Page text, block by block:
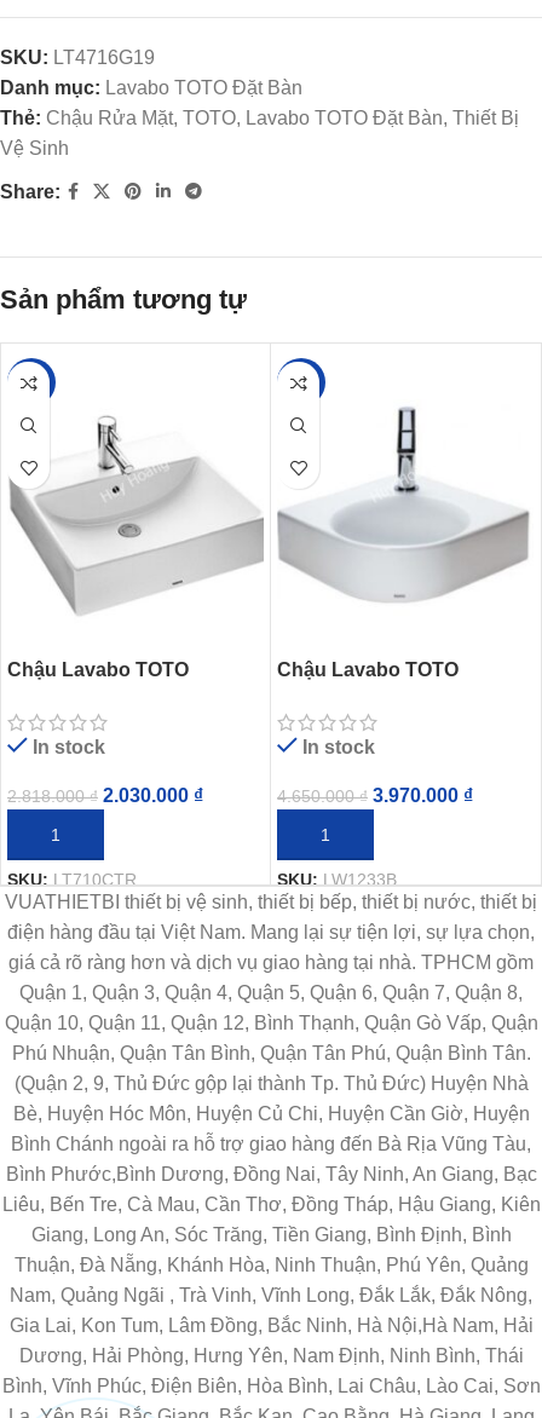
SKU: LT4716G19
Danh mục: Lavabo TOTO Đặt Bàn
Thẻ: Chậu Rửa Mặt, TOTO, Lavabo TOTO Đặt Bàn, Thiết Bị
Vệ Sinh
Share:
Sản phẩm tương tự
-28%
Chậu Lavabo TOTO
Đặt Bàn
In stock
2.818.000₫ 2.030.000 ₫
THÊM VÀO GIỎ HÀNG
SKU:LT710CTR
-15%
Chậu Lavabo TOTO
In stock
4.650.000₫ 3.970.000 ₫
THÊM VÀO GIỎ HÀNG
SKU:LW1233B
VUATHIETBI thiết bị vệ sinh, thiết bị bếp, thiết bị nước, thiết bị
điện hàng đầu tại Việt Nam. Mang lại sự tiện lợi, sự lựa chọn,
giá cả rõ ràng hơn và dịch vụ giao hàng tại nhà. TPHCM gồm
Quận 1, Quận 3, Quận 4, Quận 5, Quận 6, Quận 7, Quận 8,
Quận 10, Quận 11, Quận 12, Bình Thạnh, Quận Gò Vấp, Quận
Phú Nhuận, Quận Tân Bình, Quận Tân Phú, Quận Bình Tân.
(Quận 2, 9, Thủ Đức gộp lại thành Tp. Thủ Đức) Huyện Nhà
Bè, Huyện Hóc Môn, Huyện Củ Chi, Huyện Cần Giờ, Huyện
Bình Chánh ngoài ra hỗ trợ giao hàng đến Bà Rịa Vũng Tàu,
Bình Phước,Bình Dương, Đồng Nai, Tây Ninh, An Giang, Bạc
Liêu, Bến Tre, Cà Mau, Cần Thơ, Đồng Tháp, Hậu Giang, Kiên
Giang, Long An, Sóc Trăng, Tiền Giang, Bình Định, Bình
Thuận, Đà Nẵng, Khánh Hòa, Ninh Thuận, Phú Yên, Quảng
Nam, Quảng Ngãi , Trà Vinh, Vĩnh Long, Đắk Lắk, Đắk Nông,
Gia Lai, Kon Tum, Lâm Đồng, Bắc Ninh, Hà Nội,Hà Nam, Hải
Dương, Hải Phòng, Hưng Yên, Nam Định, Ninh Bình, Thái
Bình, Vĩnh Phúc, Điện Biên, Hòa Bình, Lai Châu, Lào Cai, Sơn